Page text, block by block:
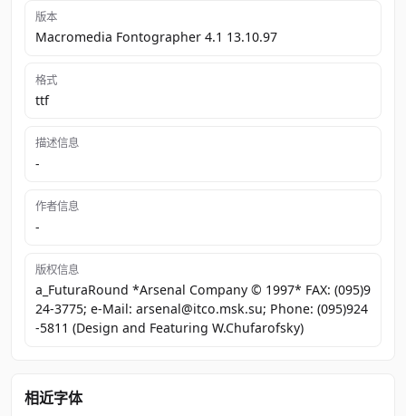
版本
Macromedia Fontographer 4.1 13.10.97
格式
ttf
描述信息
-
作者信息
-
版权信息
a_FuturaRound *Arsenal Company © 1997* FAX: (095)9
24-3775; e-Mail: arsenal@itco.msk.su; Phone: (095)924
-5811 (Design and Featuring W.Chufarofsky)
相近字体